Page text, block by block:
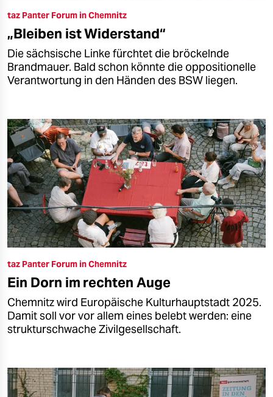
taz Panter Forum in Chemnitz
„Bleiben ist Widerstand“
Die sächsische Linke fürchtet die bröckelnde
Brandmauer. Bald schon könnte die oppositionelle
Verantwortung in den Händen des BSW liegen.
taz Panter Forum in Chemnitz
Ein Dorn im rechten Auge
Chemnitz wird Europäische Kulturhauptstadt 2025.
Damit soll vor vor allem eines belebt werden: eine
strukturschwache Zivilgesellschaft.